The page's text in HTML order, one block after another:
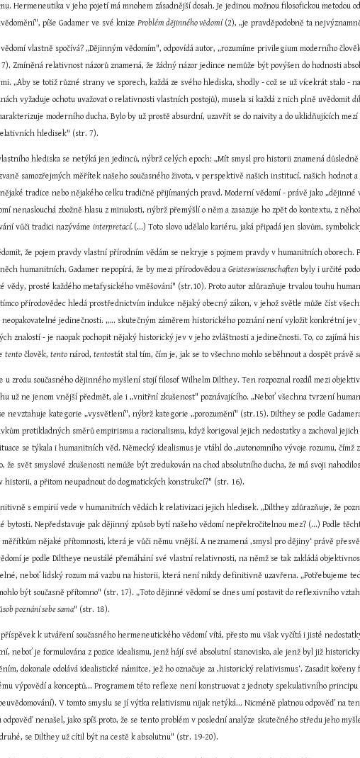
Hermeneutika v jeho pojetí má mnohem zásadnější dosah. Je jedinou možnou filosofickou metodou
píše Gadamer ve své knize Problém dějinného vědomí (2), „je pravděpodobně ta
vlastně spočívá? „Dějinným vědomím", odpovídá autor, „rozumíme privilegium moderního
Zmíněná relativnost názorů znamená, že žádný názor jedince nemůže být povýšen do hodnosti
„Aby se totiž různé strany ve sporech, každá ze svého hlediska, shodly - což se už vícekrát stalo -
vyžaduje ochotu uvažovat o relativnosti vlastních postojů), musela si každá z nich plně uvědomit
moderního ducha. Bylo by už prostě absurdní, uzavřít se do naivity a do uklidňujících
hledisek" (str. 7).
hlediska se netýká jen jedinců, nýbrž celých epoch: „Mít smysl pro historii znamená
samozřejmých měřítek našeho současného života, v perspektivě našich institucí, našich hodnot
tradice nebo nějakého celku tradičně přijímaných pravd. Moderní vědomí - právě jako
nenaslouchá zbožně hlasu z minulosti, nýbrž přemýšlí o něm a zasazuje ho zpět do kontextu, z
vůči tradici nazýváme interpretací. (...) Toto slovo udělalo kariéru, jaká připadá jen slovům,
že pojem pravdy vlastní přírodním vědám se nekryje s pojmem pravdy v humanitních
humanitních. Gadamer nepopírá, že by mezi přírodovědou a Geisteswissenschaften byly i určité
vědy, prosté každého metafysického vměšování" (str.10). Proto autor zdůrazňuje trvalou touhu
přírodovědec hledá prostřednictvím indukce nějaký obecný zákon, v jehož světle může číst
jedinečnosti. „... skutečným záměrem historického poznání není vyložit konkrétní
znalostí - je naopak pochopit nějaký historický jev v jeho zvláštnosti a jedinečnosti. To, co zajímá
tento člověk, tento národ, tentostát stal tím, čím je, jak se to všechno mohlo seběhnout a dospět právě
u zrodu současného dějinného myšlení stojí filosof Wilhelm Dilthey. Ten rozpoznal rozdíl mezi
už ne jenom vnější předmět, ale i „vnitřní zkušenost" poznávajícího. „Neboť všechna tvrzení
nevztahuje kategorie „vysvětlení", nýbrž kategorie „porozumění" (str.15). Dilthey se podle
protikladných směrů empirismu a racionalismu, když korigoval jejich nedostatky a zachoval
se týkala i humanitních věd. Německý idealismus je vtáhl do „autonomního vývoje rozumu,
že svět smyslové zkušenosti nemůže být zredukován na chod absolutního ducha, že má svoji
historii, a přitom neupadnout do dogmatických konstrukcí?" (str. 16).
bytosti. Nepředstavuje pak dějinný způsob bytí našeho vědomí nepřekročitelnou mez? (...) Podle
měřítkům nějaké přítomnosti, která je vůči němu vnější. A neznamená ‚smysl pro dějiny‘ právě
je podle Diltheye neustálé přemáhání své vlastní relativnosti, na němž se tak zakládá
neboť lidský rozum má vazbu na historii, která není nikdy definitivně uzavřena. „Potřebujeme
poznání sebe sama" (str. 18).
k utváření současného hermeneutického vědomí vítá, přesto mu však vyčítá i jisté
neboť je formulována z pozice idealismu, jenž hájí své absolutní stanovisko, ale jenž byl již
dokonale odolává idealistické námitce, jež ho označuje za ‚historický relativismus‘. Zasadit
V tomto smyslu se jí výtka relativismu nijak netýká... Nicméně platnou odpověď na
odpověď nenašel, jako spíš proto, že se tento problém v poslední analýze skutečného středu jeho
se Dilthey už cítil být na cestě k absolutnu" (str. 19-20).